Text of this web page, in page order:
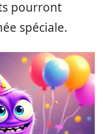
pourront
spéciale.